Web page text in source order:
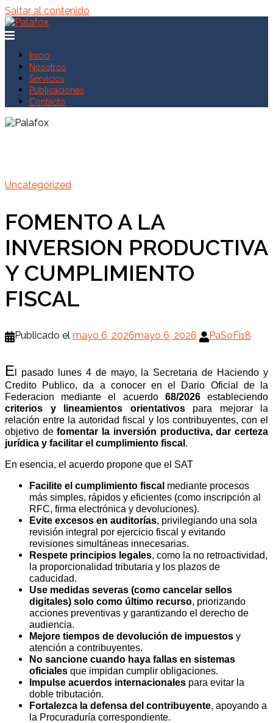
Saltar al contenido
Inicio
Nosotros
Servicios
Publicaciones
Contacto
Uncategorized
FOMENTO A LA
INVERSION PRODUCTIVA
Y CUMPLIMIENTO
FISCAL
Publicado el mayo 6, 2026mayo 6, 2026 PaSoFi18
E l pasado lunes 4 de mayo, la Secretaria de Haciendo y
Credito Publico, da a conocer en el Dario Oficial de la
Federacion mediante el acuerdo68/2026estableciendo
criterios y lineamientos orientativospara mejorar la
relación entre la autoridad fiscal y los contribuyentes, con el
objetivo defomentar la inversión productiva, dar certeza
jurídica y facilitar el cumplimiento fiscal .
En esencia, el acuerdo propone que el SAT
Facilite el cumplimiento fiscal mediante procesos
más simples, rápidos y eficientes (como inscripción al
RFC, firma electrónica y devoluciones).
Evite excesos en auditorías, privilegiando una sola
revisión integral por ejercicio fiscal y evitando
revisiones simultáneas innecesarias.
Respete principios legales, como la no retroactividad,
la proporcionalidad tributaria y los plazos de
caducidad.
Use medidas severas (como cancelar sellos
digitales) solo como último recurso, priorizando
acciones preventivas y garantizando el derecho de
audiencia.
Mejore tiempos de devolución de impuestos y
atención a contribuyentes.
No sancione cuando haya fallas en sistemas
oficiales que impidan cumplir obligaciones.
Impulse acuerdos internacionales para evitar la
doble tributación.
Fortalezca la defensa del contribuyente, apoyando a
la Procuraduría correspondiente.